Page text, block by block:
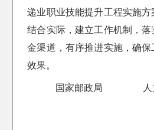
递业职业技能提升工程实施
结合实际，建立工作机制，
金渠道，有序推进实施，确
效果。
国家邮政局 人力